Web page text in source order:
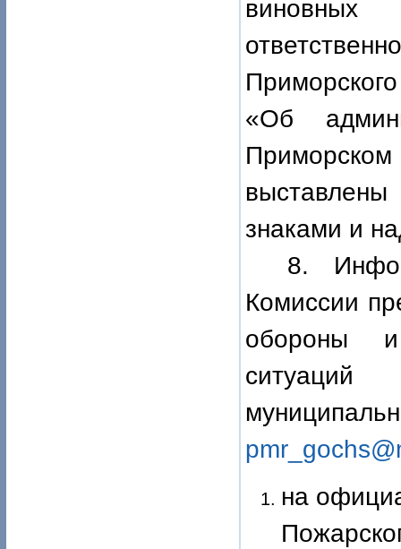
«Об
знаками и
8.
Комиссии
обороны и
на